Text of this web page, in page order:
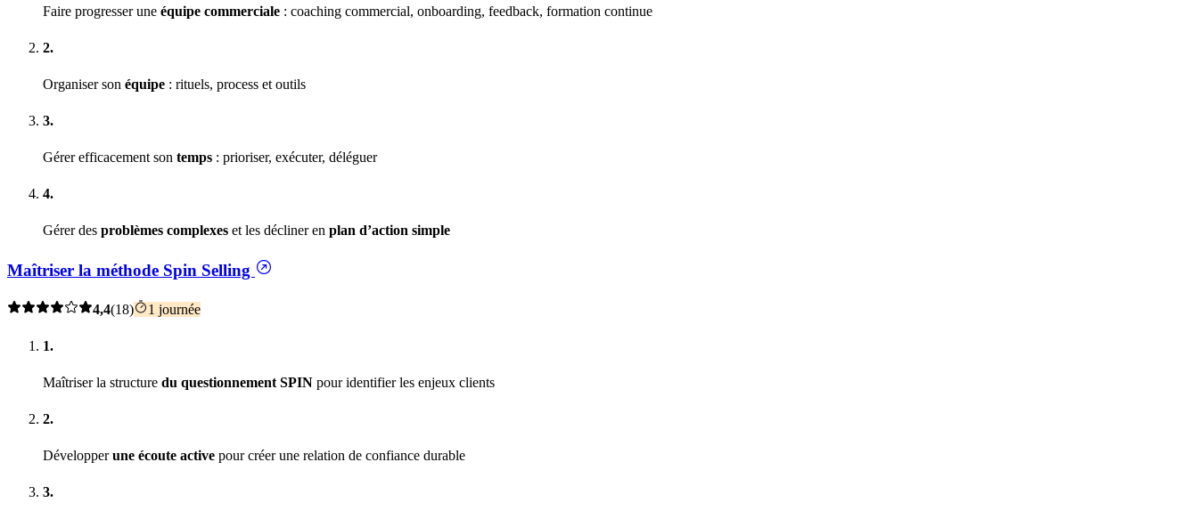
Faire progresser une équipe commerciale : coaching commercial, onboarding, feedback, formation continue
2.
Organiser son équipe : rituels, process et outils
3.
Gérer efficacement son temps : prioriser, exécuter, déléguer
4.
Gérer des problèmes complexes et les décliner en plan d’action simple
Maîtriser la méthode Spin Selling
4,4(18) 1 journée
1.
Maîtriser la structure du questionnement SPIN pour identifier les enjeux clients
2.
Développerune écoute active pour créer une relation de confiance durable
3.